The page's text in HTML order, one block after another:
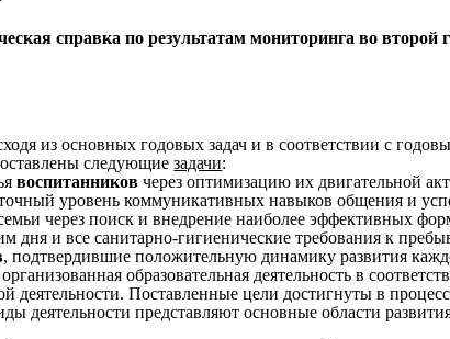
справка по результатам мониторинга во
из основных годовых задач и в соответствии с
следующиезадачи:
воспитанников через оптимизацию их двигательной
уровень коммуникативных навыков общения и
через поиск и внедрение наиболее эффективных
дня и все санитарно-гигиенические требования к
, подтвердившие положительную динамику развития
образовательная деятельность в
деятельности. Поставленные цели достигнуты в
деятельности представляют основные области